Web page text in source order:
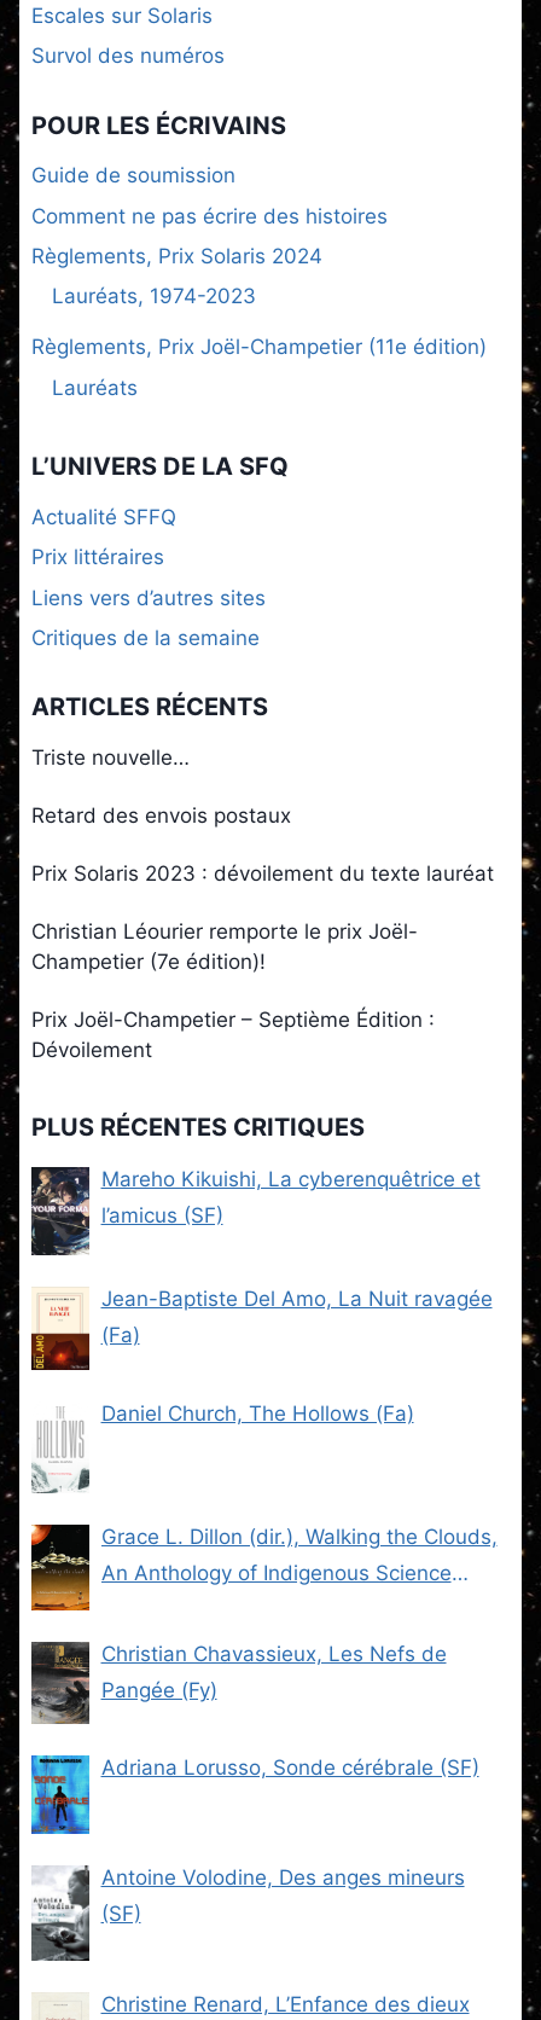
Escales sur Solaris
Survol des numéros
POUR LES ÉCRIVAINS
Guide de soumission
Comment ne pas écrire des histoires
Règlements, Prix Solaris 2024
Lauréats, 1974-2023
Règlements, Prix Joël-Champetier (11e édition)
Lauréats
L’UNIVERS DE LA SFQ
Actualité SFFQ
Prix littéraires
Liens vers d’autres sites
Critiques de la semaine
ARTICLES RÉCENTS
Triste nouvelle…
Retard des envois postaux
Prix Solaris 2023 : dévoilement du texte lauréat
Christian Léourier remporte le prix Joël-
Champetier (7e édition)!
Prix Joël-Champetier – Septième Édition :
Dévoilement
PLUS RÉCENTES CRITIQUES
Mareho Kikuishi, La cyberenquêtrice et
l’amicus (SF)
Jean-Baptiste Del Amo, La Nuit ravagée
(Fa)
Daniel Church, The Hollows (Fa)
Grace L. Dillon (dir.), Walking the Clouds,
An Anthology of Indigenous Science
Christian Chavassieux, Les Nefs de
Pangée (Fy)
Adriana Lorusso, Sonde cérébrale (SF)
Antoine Volodine, Des anges mineurs
(SF)
Christine Renard, L’Enfance des dieux